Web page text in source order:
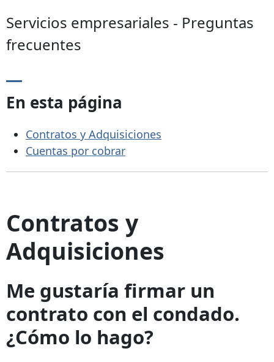
Servicios empresariales - Preguntas
frecuentes
En esta página
Contratos y Adquisiciones
Cuentas por cobrar
Contratos y
Adquisiciones
Me gustaría firmar un
contrato con el condado.
¿Cómo lo hago?